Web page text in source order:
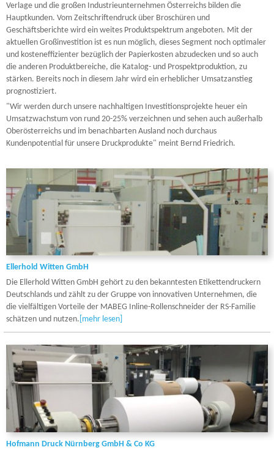
Verlage und die großen Industrieunternehmen Österreichs bilden die
Hauptkunden. Vom Zeitschriftendruck über Broschüren und
Geschäftsberichte wird ein weites Produktspektrum angeboten. Mit der
aktuellen Großinvestition ist es nun möglich, dieses Segment noch optimaler
und kosteneffizienter bezüglich der Papierkosten abzudecken und so auch
die anderen Produktbereiche, die Katalog- und Prospektproduktion, zu
stärken. Bereits noch in diesem Jahr wird ein erheblicher Umsatzanstieg
prognostiziert.
"Wir werden durch unsere nachhaltigen Investitionsprojekte heuer ein
Umsatzwachstum von rund 20-25% verzeichnen und sehen auch außerhalb
Oberösterreichs und im benachbarten Ausland noch durchaus
Kundenpotential für unsere Druckprodukte" meint Bernd Friedrich.
Ellerhold Witten GmbH
Die Ellerhold Witten GmbH gehört zu den bekanntesten Etikettendruckern
Deutschlands und zählt zu der Gruppe von innovativen Unternehmen, die
die vielfältigen Vorteile der MABEG Inline-Rollenschneider der RS-Familie
schätzen und nutzen. [mehr lesen]
Hofmann Druck Nürnberg GmbH & Co KG